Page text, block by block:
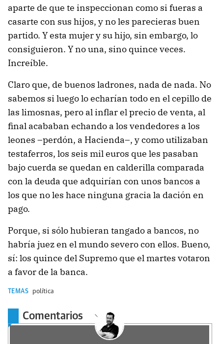
aparte de que te inspeccionan como si fueras a
casarte con sus hijos, y no les parecieras buen
partido. Y esta mujer y su hijo, sin embargo, lo
consiguieron. Y no una, sino quince veces.
Increíble.
Claro que, de buenos ladrones, nada de nada. No
sabemos si luego lo echarían todo en el cepillo de
las limosnas, pero al inflar el precio de venta, al
final acababan echando a los vendedores a los
leones –perdón, a Hacienda–, y como utilizaban
testaferros, los seis mil euros que les pasaban
bajo cuerda se quedan en calderilla comparada
con la deuda que adquirían con unos bancos a
los que no les hace ninguna gracia la dación en
pago.
Porque, si sólo hubieran tangado a bancos, no
habría juez en el mundo severo con ellos. Bueno,
sí: los quince del Supremo que el martes votaron
a favor de la banca.
TEMAS política
Comentarios